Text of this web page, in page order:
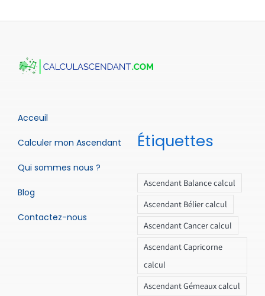
Acceuil
Calculer mon Ascendant
Qui sommes nous ?
Blog
Contactez-nous
Étiquettes
Ascendant Balance calcul
Ascendant Bélier calcul
Ascendant Cancer calcul
Ascendant Capricorne
calcul
Ascendant Gémeaux calcul